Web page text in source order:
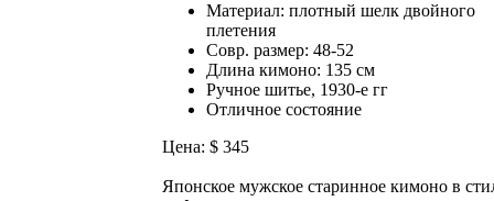
Материал: плотный шелк двойного
плетения
Совр. размер: 48-52
Длина кимоно: 135 см
Ручное шитье, 1930-е гг
Отличное состояние
Цена: $ 345
Японское мужское старинное кимоно в